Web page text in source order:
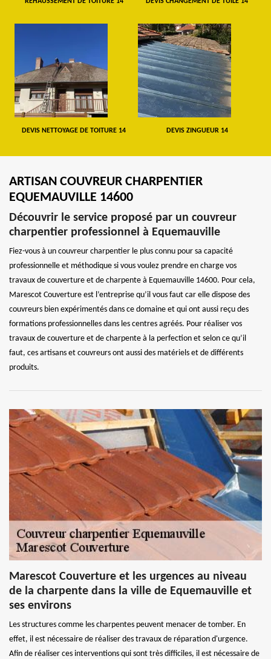
DEVIS NETTOYAGE DE TOITURE 14 DEVIS ZINGUEUR 14
ARTISAN COUVREUR CHARPENTIER
EQUEMAUVILLE 14600
Découvrir le service proposé par un couvreur
charpentier professionnel à Equemauville
Fiez-vous à un couvreur charpentier le plus connu pour sa capacité
professionnelle et méthodique si vous voulez prendre en charge vos
travaux de couverture et de charpente à Equemauville 14600. Pour cela,
Marescot Couverture est l’entreprise qu’il vous faut car elle dispose des
couvreurs bien expérimentés dans ce domaine et qui ont aussi reçu des
formations professionnelles dans les centres agréés. Pour réaliser vos
travaux de couverture et de charpente à la perfection et selon ce qu’il
faut, ces artisans et couvreurs ont aussi des matériels et de différents
produits.
Marescot Couverture et les urgences au niveau
de la charpente dans la ville de Equemauville et
ses environs
Les structures comme les charpentes peuvent menacer de tomber. En
effet, il est nécessaire de réaliser des travaux de réparation d'urgence.
Afin de réaliser ces interventions qui sont très difficiles, il est nécessaire de